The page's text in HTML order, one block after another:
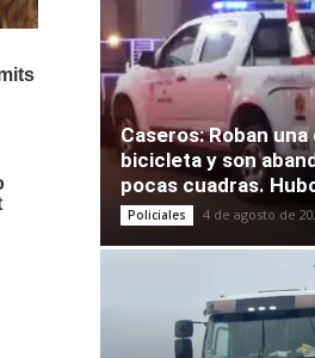
Caseros: Roban
bicicleta y son
pocas cuadras.
Policiales 4 de agosto de